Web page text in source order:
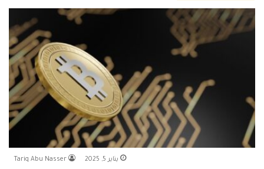
Tariq Abu Nasser يناير 5, 2025